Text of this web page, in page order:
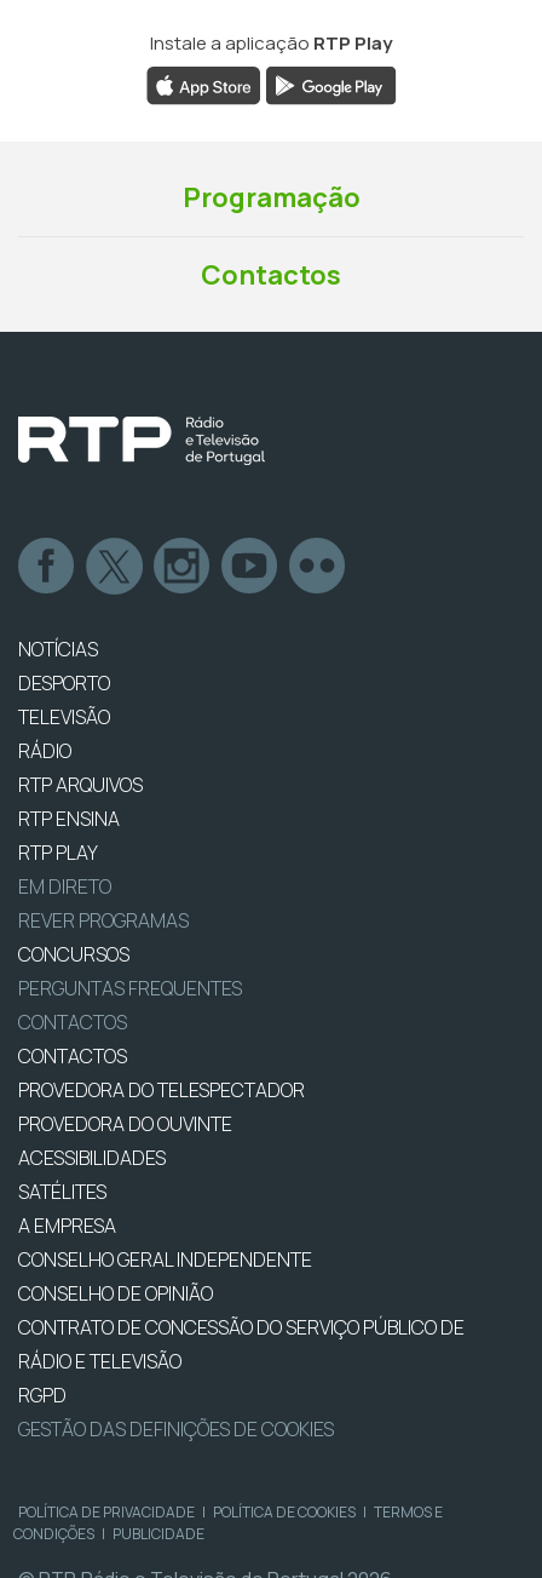
Instale a aplicação RTP Play
Programação
Contactos
NOTÍCIAS
DESPORTO
TELEVISÃO
RÁDIO
RTP ARQUIVOS
RTP ENSINA
RTP PLAY
EM DIRETO
REVER PROGRAMAS
CONCURSOS
PERGUNTAS FREQUENTES
CONTACTOS
CONTACTOS
PROVEDORA DO TELESPECTADOR
PROVEDORA DO OUVINTE
ACESSIBILIDADES
SATÉLITES
A EMPRESA
CONSELHO GERAL INDEPENDENTE
CONSELHO DE OPINIÃO
CONTRATO DE CONCESSÃO DO SERVIÇO PÚBLICO DE
RÁDIO E TELEVISÃO
RGPD
GESTÃO DAS DEFINIÇÕES DE COOKIES
POLÍTICA DE PRIVACIDADE | POLÍTICA DE COOKIES | TERMOS E
CONDIÇÕES | PUBLICIDADE